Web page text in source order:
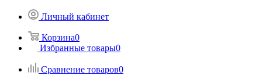
Личный кабинет
Корзина0
Избранные товары0
Сравнение товаров0